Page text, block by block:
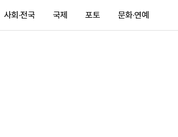
사회·전국 국제 포토 문화·연예